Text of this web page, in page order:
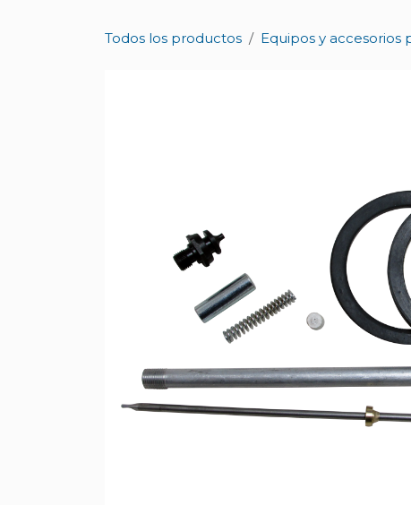
Todos los productos
Equipos y accesorios